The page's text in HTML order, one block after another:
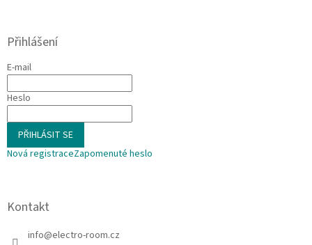
Přihlášení
E-mail
Heslo
PŘIHLÁSIT SE
Nová registraceZapomenuté heslo
Kontakt
info@electro-room.cz